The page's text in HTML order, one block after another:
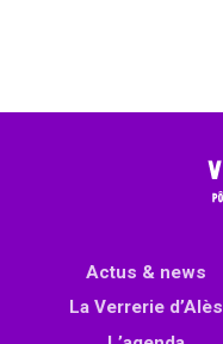
Actus & news
La Verrerie d’Alès